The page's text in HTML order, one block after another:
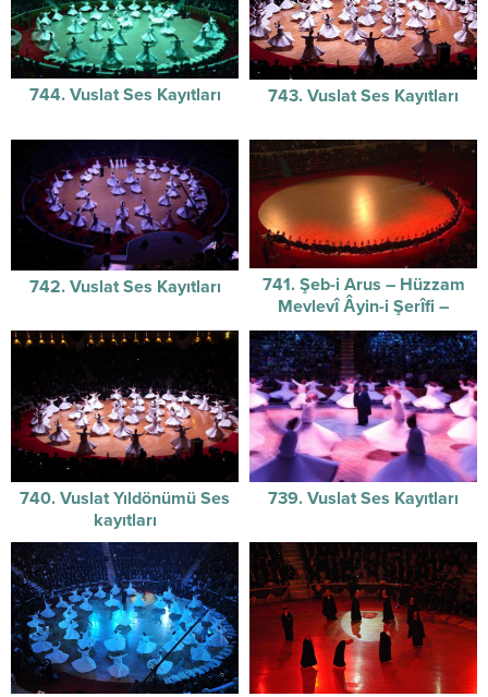
744. Vuslat Ses Kayıtları 743. Vuslat Ses Kayıtları
742. Vuslat Ses Kayıtları
741. Şeb-i Arus – Hüzzam
Mevlevî Âyin-i Şerîfi –
17.12.2014
740. Vuslat Yıldönümü Ses
kayıtları
739. Vuslat Ses Kayıtları